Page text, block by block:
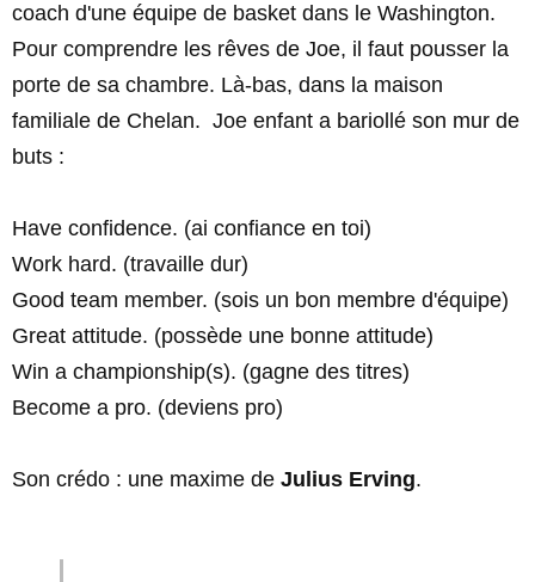
coach d'une équipe de basket dans le Washington.
Pour comprendre les rêves de Joe, il faut pousser la
porte de sa chambre. Là-bas, dans la maison
familiale de Chelan. Joe enfant a bariollé son mur de
buts :
Have confidence. (ai confiance en toi)
Work hard. (travaille dur)
Good team member. (sois un bon membre d'équipe)
Great attitude. (possède une bonne attitude)
Win a championship(s). (gagne des titres)
Become a pro. (deviens pro)
Son crédo : une maxime de Julius Erving.